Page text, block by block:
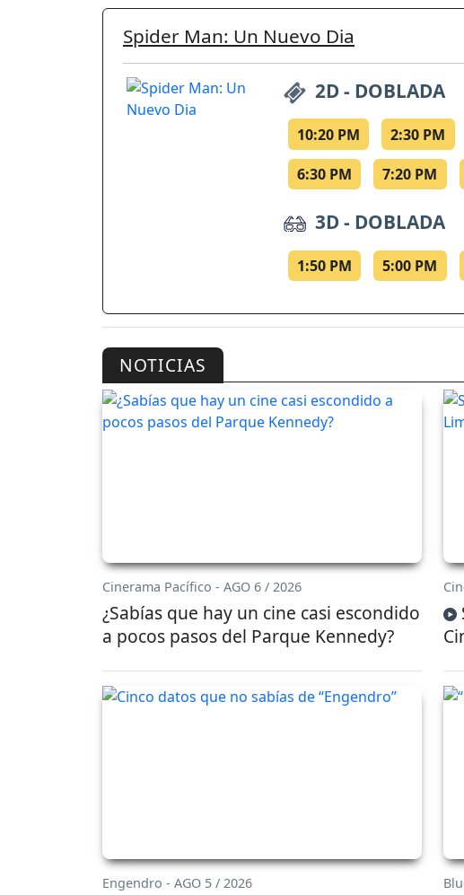
Spider Man: Un Nuevo Dia
2D - DOBLADA
10:20 PM 2:30 PM
6:30 PM 7:20 PM
3D - DOBLADA
1:50 PM 5:00 PM
NOTICIAS
Cinerama Pacífico - AGO 6 / 2026
¿Sabías que hay un cine casi escondido
a pocos pasos del Parque Kennedy?
Engendro - AGO 5 / 2026